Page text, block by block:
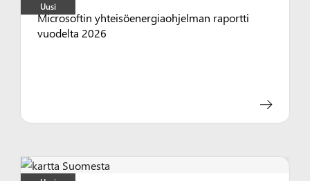
Uusi
Microsoftin yhteisöenergiaohjelman raportti
vuodelta 2026